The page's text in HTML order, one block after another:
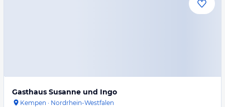
Gasthaus Susanne und Ingo
Kempen · Nordrhein-Westfalen